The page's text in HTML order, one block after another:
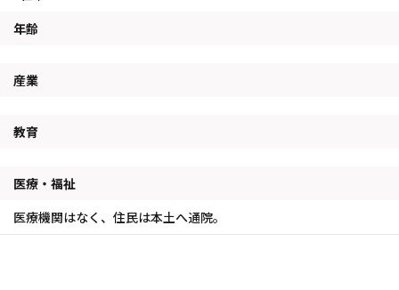
年齢
産業
教育
医療・福祉
医療機関はなく、住民は本土へ通院。